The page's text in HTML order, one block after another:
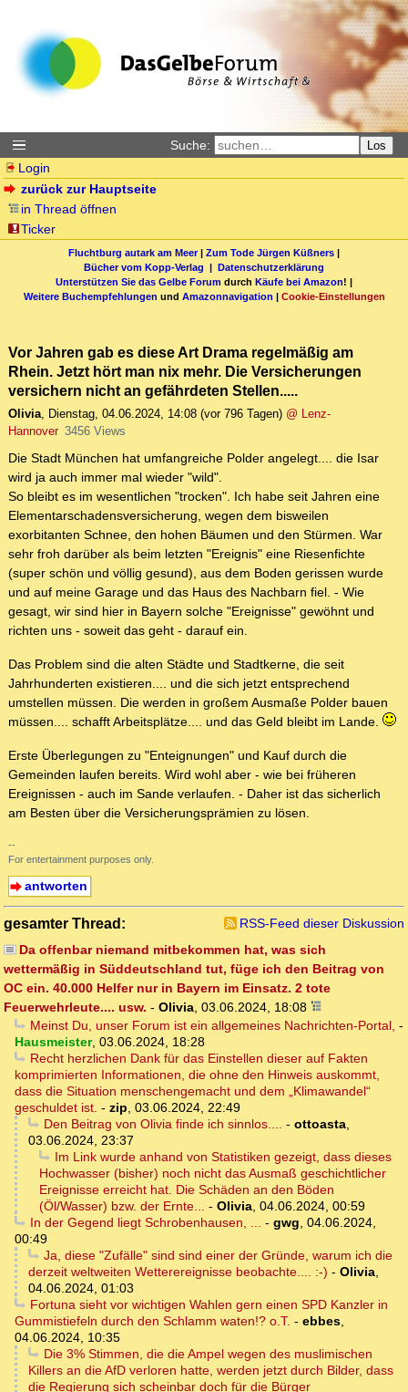
Suche: Los
Login
zurück zur Hauptseite
in Thread öffnen
Ticker
Fluchtburg autark am Meer| Zum Tode Jürgen Küßners |
Bücher vom Kopp-Verlag | Datenschutzerklärung
Unterstützen Sie das Gelbe Forum durch Käufe bei Amazon! |
Weitere Buchempfehlungen und Amazonnavigation | Cookie-Einstellungen
Vor Jahren gab es diese Art Drama regelmäßig am
Rhein. Jetzt hört man nix mehr. Die Versicherungen
versichern nicht an gefährdeten Stellen.....
Olivia, Dienstag, 04.06.2024, 14:08 (vor 796 Tagen) @ Lenz-
Hannover 3456 Views
Die Stadt München hat umfangreiche Polder angelegt.... die Isar
wird ja auch immer mal wieder "wild".
So bleibt es im wesentlichen "trocken". Ich habe seit Jahren eine
Elementarschadensversicherung, wegen dem bisweilen
exorbitanten Schnee, den hohen Bäumen und den Stürmen. War
sehr froh darüber als beim letzten "Ereignis" eine Riesenfichte
(super schön und völlig gesund), aus dem Boden gerissen wurde
und auf meine Garage und das Haus des Nachbarn fiel. - Wie
gesagt, wir sind hier in Bayern solche "Ereignisse" gewöhnt und
richten uns - soweit das geht - darauf ein.
Das Problem sind die alten Städte und Stadtkerne, die seit
Jahrhunderten existieren.... und die sich jetzt entsprechend
umstellen müssen. Die werden in großem Ausmaße Polder bauen
müssen.... schafft Arbeitsplätze.... und das Geld bleibt im Lande.
Erste Überlegungen zu "Enteignungen" und Kauf durch die
Gemeinden laufen bereits. Wird wohl aber - wie bei früheren
Ereignissen - auch im Sande verlaufen. - Daher ist das sicherlich
am Besten über die Versicherungsprämien zu lösen.
--
For entertainment purposes only.
antworten
gesamter Thread:
RSS-Feed dieser Diskussion
Da offenbar niemand mitbekommen hat, was sich
wettermäßig in Süddeutschland tut, füge ich den Beitrag von
OC ein. 40.000 Helfer nur in Bayern im Einsatz. 2 tote
Feuerwehrleute.... usw. - Olivia, 03.06.2024, 18:08
Meinst Du, unser Forum ist ein allgemeines Nachrichten-Portal, -
Hausmeister, 03.06.2024, 18:28
Recht herzlichen Dank für das Einstellen dieser auf Fakten
komprimierten Informationen, die ohne den Hinweis auskommt,
dass die Situation menschengemacht und dem „Klimawandel“
geschuldet ist. - zip, 03.06.2024, 22:49
Den Beitrag von Olivia finde ich sinnlos.... - ottoasta,
03.06.2024, 23:37
Im Link wurde anhand von Statistiken gezeigt, dass dieses
Hochwasser (bisher) noch nicht das Ausmaß geschichtlicher
Ereignisse erreicht hat. Die Schäden an den Böden
(Öl/Wasser) bzw. der Ernte... - Olivia, 04.06.2024, 00:59
In der Gegend liegt Schrobenhausen, ... - gwg, 04.06.2024,
00:49
Ja, diese "Zufälle" sind sind einer der Gründe, warum ich die
derzeit weltweiten Wetterereignisse beobachte.... :-) - Olivia,
04.06.2024, 01:03
Fortuna sieht vor wichtigen Wahlen gern einen SPD Kanzler in
Gummistiefeln durch den Schlamm waten!? o.T. - ebbes,
04.06.2024, 10:35
Die 3% Stimmen, die die Ampel wegen des muslimischen
Killers an die AfD verloren hatte, werden jetzt durch Bilder, dass
die Regierung sich scheinbar doch für die Bürger